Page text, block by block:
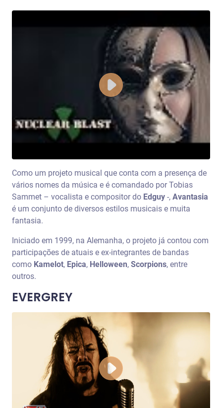
Como um projeto musical que conta com a presença de
vários nomes da música e é comandado por Tobias
Sammet – vocalista e compositor do Edguy -, Avantasia
é um conjunto de diversos estilos musicais e muita
fantasia.
Iniciado em 1999, na Alemanha, o projeto já contou com
participações de atuais e ex-integrantes de bandas
como Kamelot, Epica, Helloween, Scorpions, entre
outros.
EVERGREY